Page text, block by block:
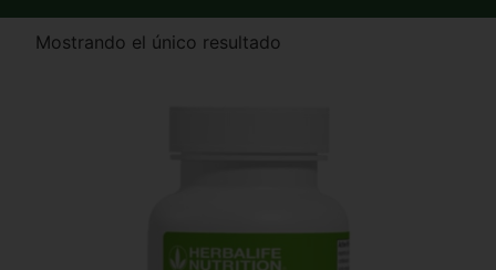
Mostrando el único resultado